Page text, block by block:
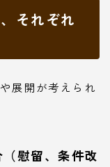
それぞれ
展開が考えられ
慰留、条件改